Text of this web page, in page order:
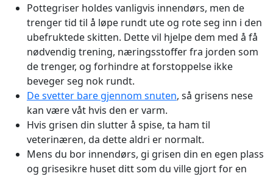
Pottegriser holdes vanligvis innendørs, men de
trenger tid til å løpe rundt ute og rote seg inn i den
ubefruktede skitten. Dette vil hjelpe dem med å få
nødvendig trening, næringsstoffer fra jorden som
de trenger, og forhindre at forstoppelse ikke
beveger seg nok rundt.
De svetter bare gjennom snuten, så grisens nese
kan være våt hvis den er varm.
Hvis grisen din slutter å spise, ta ham til
veterinæren, da dette aldri er normalt.
Mens du bor innendørs, gi grisen din en egen plass
og grisesikre huset ditt som du ville gjort for en